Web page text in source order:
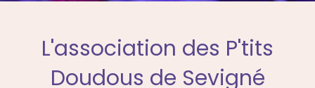
L'association des P'tits
Doudous de Sevigné